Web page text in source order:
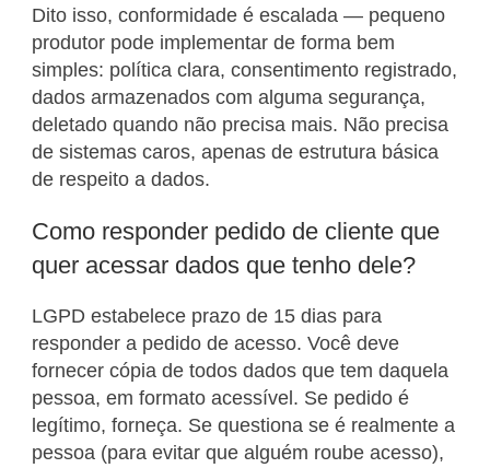
Dito isso, conformidade é escalada — pequeno
produtor pode implementar de forma bem
simples: política clara, consentimento registrado,
dados armazenados com alguma segurança,
deletado quando não precisa mais. Não precisa
de sistemas caros, apenas de estrutura básica
de respeito a dados.
Como responder pedido de cliente que
quer acessar dados que tenho dele?
LGPD estabelece prazo de 15 dias para
responder a pedido de acesso. Você deve
fornecer cópia de todos dados que tem daquela
pessoa, em formato acessível. Se pedido é
legítimo, forneça. Se questiona se é realmente a
pessoa (para evitar que alguém roube acesso),